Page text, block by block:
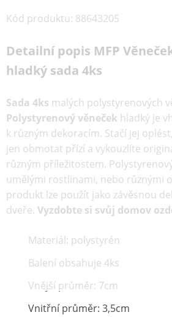
Kód produktu: 88643205
Detailní popis MFP
hladký sada 4ks
Sada 4ks malých polystyrenových
Polystyrenový věneček hladký je
k různým dekoracím. Stačí jej
jen obmotat přízí a vykouzlíte
různým příležitostem.
umělými rostlinami, nebo různými
produkt lze použít jako závěsnou
dveře. Vyzdobte si svůj domov
Materiál: polystyrén
Balení obsahuje 4ks
Vnější průměr: 7cm
Vnitřní průměr: 3,5cm